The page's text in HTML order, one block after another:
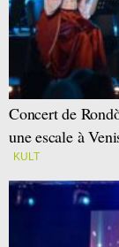
Concert de
une escale à
KULT